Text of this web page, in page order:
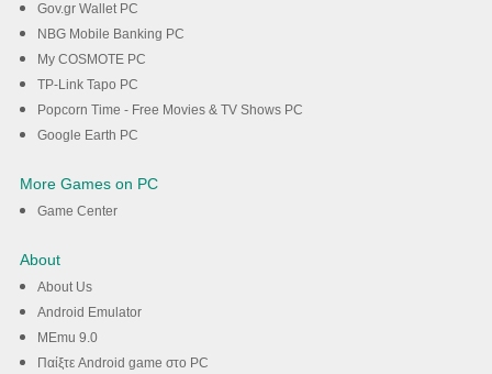
Gov.gr Wallet PC
NBG Mobile Banking PC
My COSMOTE PC
TP-Link Tapo PC
Popcorn Time - Free Movies & TV Shows PC
Google Earth PC
More Games on PC
Game Center
About
About Us
Android Emulator
MEmu 9.0
Παίξτε Android game στο PC